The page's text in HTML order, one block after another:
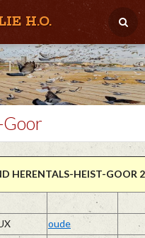
H.O.
HERENTALS-HEIST-GOOR
oude